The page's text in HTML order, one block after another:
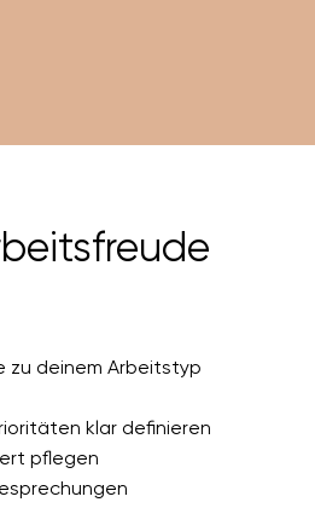
deinem Arbeitstyp
klar definieren
pflegen